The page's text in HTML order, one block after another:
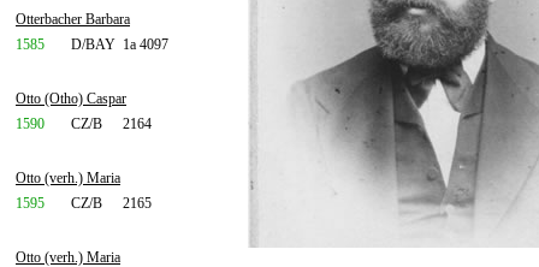
Otterbacher Barbara
1585
D/BAY 1a 4097
Otto (Otho) Caspar
1590
CZ/B 2164
Otto (verh.) Maria
1595
CZ/B 2165
Otto (verh.) Maria